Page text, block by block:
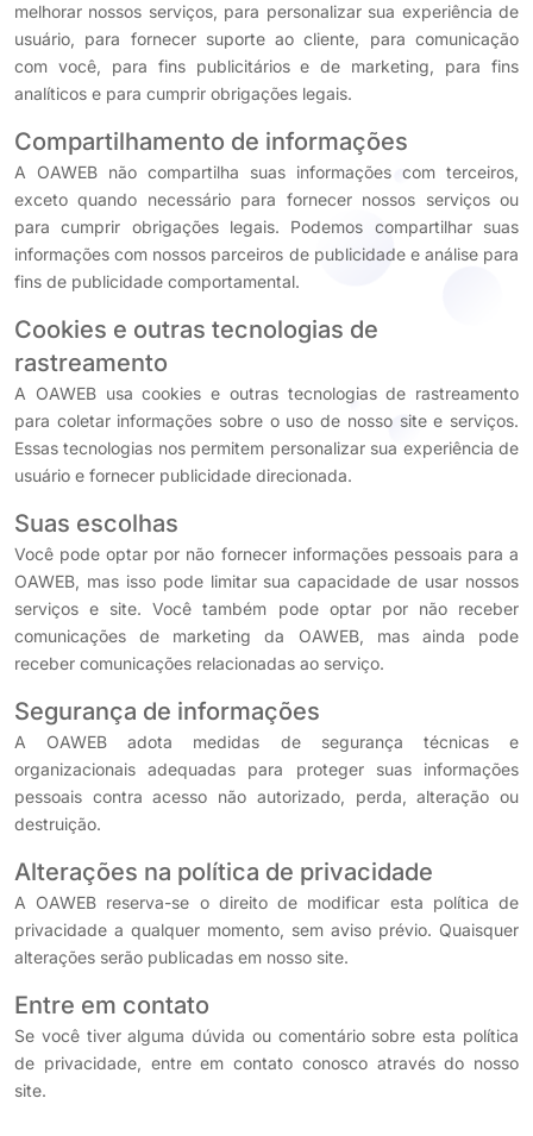
melhorar nossos serviços, para personalizar sua experiência de
usuário, para fornecer suporte ao cliente, para comunicação
com você, para fins publicitários e de marketing, para fins
analíticos e para cumprir obrigações legais.
Compartilhamento de informações
A OAWEB não compartilha suas informações com terceiros,
exceto quando necessário para fornecer nossos serviços ou
para cumprir obrigações legais. Podemos compartilhar suas
informações com nossos parceiros de publicidade e análise para
fins de publicidade comportamental.
Cookies e outras tecnologias de
rastreamento
A OAWEB usa cookies e outras tecnologias de rastreamento
para coletar informações sobre o uso de nosso site e serviços.
Essas tecnologias nos permitem personalizar sua experiência de
usuário e fornecer publicidade direcionada.
Suas escolhas
Você pode optar por não fornecer informações pessoais para a
OAWEB, mas isso pode limitar sua capacidade de usar nossos
serviços e site. Você também pode optar por não receber
comunicações de marketing da OAWEB, mas ainda pode
receber comunicações relacionadas ao serviço.
Segurança de informações
A OAWEB adota medidas de segurança técnicas e
organizacionais adequadas para proteger suas informações
pessoais contra acesso não autorizado, perda, alteração ou
destruição.
Alterações na política de privacidade
A OAWEB reserva-se o direito de modificar esta política de
privacidade a qualquer momento, sem aviso prévio. Quaisquer
alterações serão publicadas em nosso site.
Entre em contato
Se você tiver alguma dúvida ou comentário sobre esta política
de privacidade, entre em contato conosco através do nosso
site.